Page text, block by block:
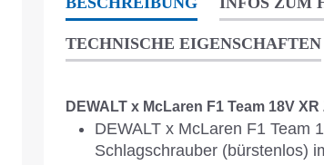
TECHNISCHE EIGENSCHAFTEN
DEWALT x McLaren F1 Team 18V
DEWALT x McLaren F1 Team
Schlagschrauber (bürstenlos)